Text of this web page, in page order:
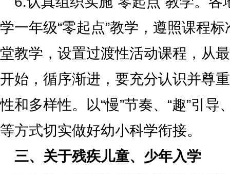
学一年级“零起点”教学，遵照课程
堂教学，设置过渡性活动课程，从
开始，循序渐进，要充分认识并尊
性和多样性。以“慢”节奏、“趣”引导
等方式切实做好幼小科学衔接。
三、关于残疾儿童、少年入学